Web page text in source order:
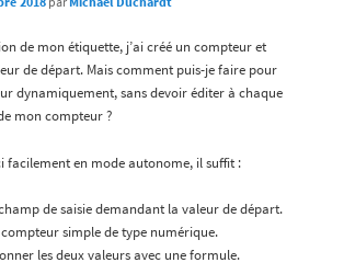
de mon étiquette, j’ai créé un compteur et
de départ. Mais comment puis-je faire pour
dynamiquement, sans devoir éditer à chaque
mon compteur ?
facilement en mode autonome, il suffit :
de saisie demandant la valeur de départ.
compteur simple de type numérique.
les deux valeurs avec une formule.